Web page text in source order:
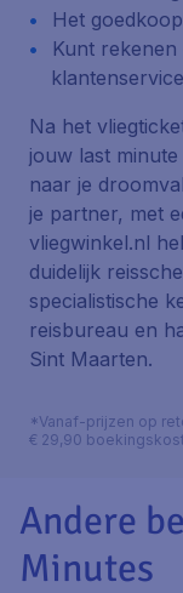
Het
Kunt
Na het
jouw last
naar je
je partner, met
vliegwinkel.nl
duidelijk
specialistische
reisbureau en
Sint Maarten.
*Vanaf-prijzen op
€ 29,90
Andere
Minutes